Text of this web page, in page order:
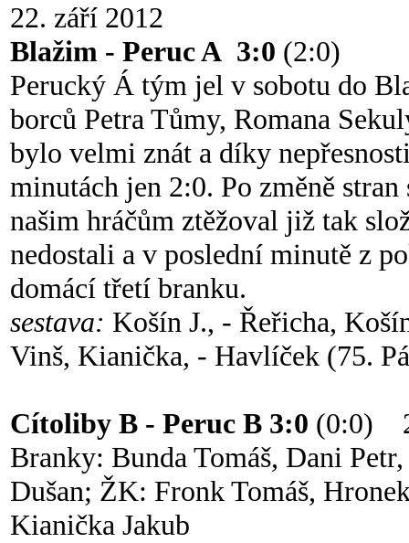
22. září 2012
Blažim - Peruc A 3:0 (2:0)
Perucký Á tým jel v sobotu do
borců Petra Tůmy, Romana
bylo velmi znát a díky
minutách jen 2:0. Po změně
našim hráčům ztěžoval již tak
nedostali a v poslední minutě z
domácí třetí branku.
sestava: Košín J., - Řeřicha,
Vinš, Kianička, - Havlíček (75.
Cítoliby B - Peruc B 3:0 (0:0)
Branky: Bunda Tomáš, Dani
Dušan; ŽK: Fronk Tomáš,
Kianička Jakub